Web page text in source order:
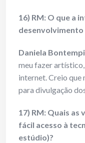
16) RM: O que a
desenvolvimento
Daniela
meu fazer
internet. Creio que
para divulgação
17) RM: Quais as
fácil acesso à
estúdio)?